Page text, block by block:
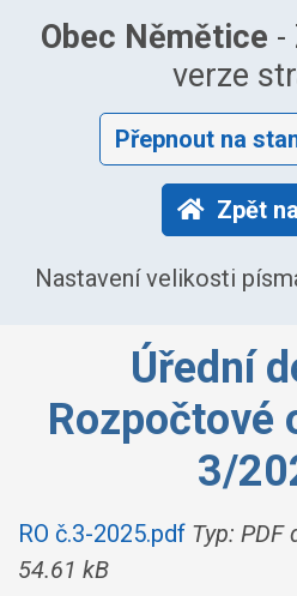
Obec Němětice -
verze
Přepnout na
Zpět
Nastavení velikosti
Úřední
Rozpočtové
3/
RO č.3-2025.pdf Typ: PDF
54.61 kB